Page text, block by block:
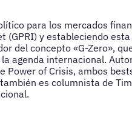
para los mercados
(GPRI) y estableciendo
del concepto «G-Zero»,
agenda internacional.
Power of Crisis, ambos
es columnista de